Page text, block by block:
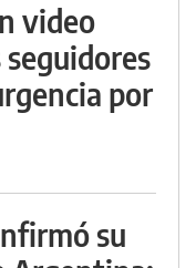
video
por
su